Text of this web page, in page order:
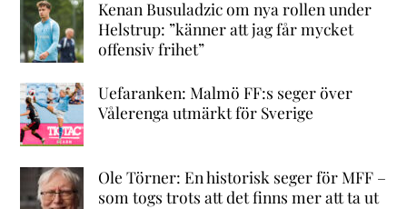
Kenan Busuladzic om nya rollen under
Helstrup: ”känner att jag får mycket
offensiv frihet”
Uefaranken: Malmö FF:s seger över
Vålerenga utmärkt för Sverige
Ole Törner: En historisk seger för MFF –
som togs trots att det finns mer att ta ut